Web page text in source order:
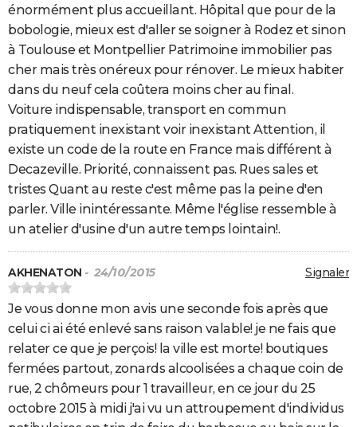
énormément plus accueillant. Hôpital que pour de la
bobologie, mieux est d'aller se soigner à Rodez et sinon
à Toulouse et Montpellier Patrimoine immobilier pas
cher mais très onéreux pour rénover. Le mieux habiter
dans du neuf cela coûtera moins cher au final.
Voiture indispensable, transport en commun
pratiquement inexistant voir inexistant Attention, il
existe un code de la route en France mais différent à
Decazeville. Priorité, connaissent pas. Rues sales et
tristes Quant au reste c'est même pas la peine d'en
parler. Ville inintéressante. Même l'église ressemble à
un atelier d'usine d'un autre temps lointain!.
Signaler
AKHENATON - 24/10/2015
Je vous donne mon avis une seconde fois après que
celui ci ai été enlevé sans raison valable! je ne fais que
relater ce que je perçois! la ville est morte! boutiques
fermées partout, zonards alcoolisées a chaque coin de
rue, 2 chômeurs pour 1 travailleur, en ce jour du 25
octobre 2015 à midi j'ai vu un attroupement d'individus